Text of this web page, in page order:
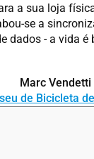
a sua loja
se a
dados - a vida é
Marc Vendetti
de Bicicleta